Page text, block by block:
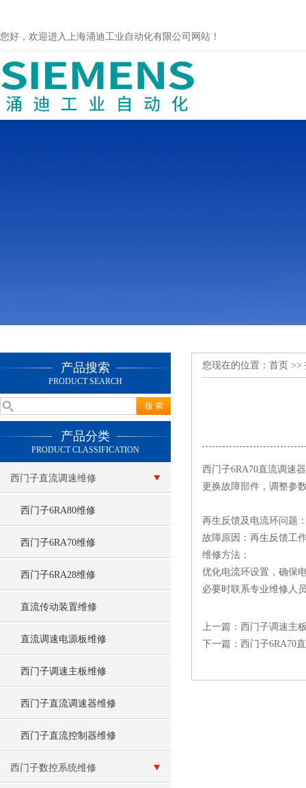
您好，欢迎进入上海涌迪工业自动化有限公司网站！
产品搜索
PRODUCT SEARCH
产品分类
PRODUCT CLASSIFICATION
西门子直流调速维修
西门子6RA80维修
西门子6RA70维修
西门子6RA28维修
直流传动装置维修
直流调速电源板维修
西门子调速主板维修
西门子直流调速器维修
西门子直流控制器维修
西门子数控系统维修
您现在的位置： 首页 >>
西门子6RA70直流调速
更换故障部件，调整参
再生反馈及电流环问题
故障原因：再生反馈工
维修方法：
优化电流环设置，确保
必要时联系专业维修人
上一篇： 西门子调速主
下一篇： 西门子6RA70